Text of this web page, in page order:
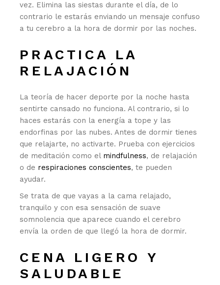
vez. Elimina las siestas durante el día, de lo
contrario le estarás enviando un mensaje confuso
a tu cerebro a la hora de dormir por las noches.
PRACTICA LA
RELAJACIÓN
La teoría de hacer deporte por la noche hasta
sentirte cansado no funciona. Al contrario, si lo
haces estarás con la energía a tope y las
endorfinas por las nubes. Antes de dormir tienes
que relajarte, no activarte. Prueba con ejercicios
de meditación como el mindfulness, de relajación
o de respiraciones conscientes, te pueden
ayudar.
Se trata de que vayas a la cama relajado,
tranquilo y con esa sensación de suave
somnolencia que aparece cuando el cerebro
envía la orden de que llegó la hora de dormir.
CENA LIGERO Y
SALUDABLE